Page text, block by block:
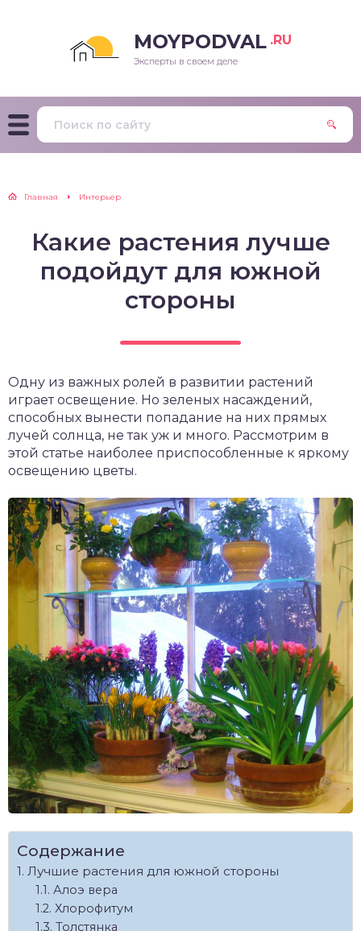
MOYPODVAL .RU
Эксперты в своем деле
Главная Интерьер
Какие растения лучше
подойдут для южной
стороны
Одну из важных ролей в развитии растений
играет освещение. Но зеленых насаждений,
способных вынести попадание на них прямых
лучей солнца, не так уж и много. Рассмотрим в
этой статье наиболее приспособленные к яркому
освещению цветы.
Содержание
Лучшие растения для южной стороны
Алоэ вера
Хлорофитум
Толстянка